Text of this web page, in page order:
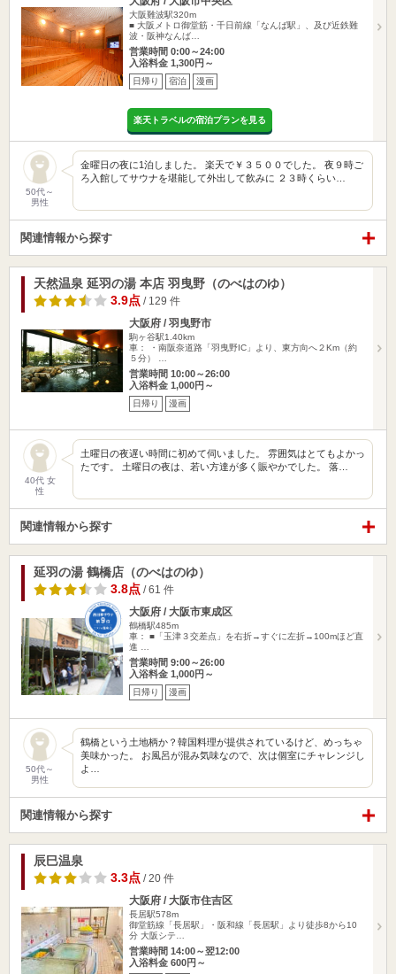
大阪難波駅320m
■ 大阪メトロ御堂筋・千日前線「なんば駅」、及び近鉄難
波・阪神なんば…
営業時間 0:00～24:00
入浴料金 1,300円～
日帰り 宿泊 漫画
楽天トラベルの宿泊プランを見る
50代～
男性
金曜日の夜に1泊しました。 楽天で￥３５００でした。 夜９時ご
ろ入館してサウナを堪能して外出して飲みに ２３時くらい…
関連情報から探す
天然温泉 延羽の湯 本店 羽曳野（のべはのゆ）
3.9点 / 129 件
大阪府 / 羽曳野市
駒ヶ谷駅1.40km
車： ・南阪奈道路「羽曳野IC」より、東方向へ２Km（約
５分） …
営業時間 10:00～26:00
入浴料金 1,000円～
日帰り 漫画
40代 女
性
土曜日の夜遅い時間に初めて伺いました。 雰囲気はとてもよかっ
たです。 土曜日の夜は、若い方達が多く賑やかでした。 落…
関連情報から探す
延羽の湯 鶴橋店（のべはのゆ）
3.8点 / 61 件
大阪府 / 大阪市東成区
鶴橋駅485m
車： ■「玉津３交差点」を右折→すぐに左折→100mほど直
進 …
営業時間 9:00～26:00
入浴料金 1,000円～
日帰り 漫画
50代～
男性
鶴橋という土地柄か？韓国料理が提供されているけど、めっちゃ
美味かった。 お風呂が混み気味なので、次は個室にチャレンジし
よ…
関連情報から探す
辰巳温泉
3.3点 / 20 件
大阪府 / 大阪市住吉区
長居駅578m
御堂筋線「長居駅」・阪和線「長居駅」より徒歩8から10
分 大阪シテ…
営業時間 14:00～翌12:00
入浴料金 600円～